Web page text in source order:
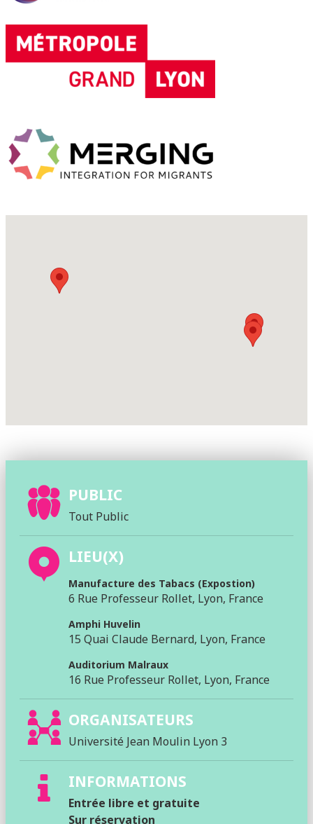
PUBLIC
Tout Public
LIEU(X)
Manufacture des Tabacs (Expostion)
6 Rue Professeur Rollet, Lyon, France
Amphi Huvelin
15 Quai Claude Bernard, Lyon, France
Auditorium Malraux
16 Rue Professeur Rollet, Lyon, France
ORGANISATEURS
Université Jean Moulin Lyon 3
INFORMATIONS
Entrée libre et gratuite
Sur réservation